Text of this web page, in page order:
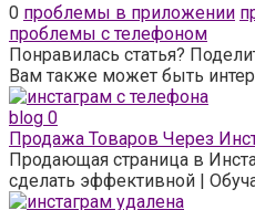
0 проблемы в приложении
проблемы с телефоном
Понравилась статья?
Вам также может быть
blog 0
Продажа Товаров Через
Продающая страница в
сделать эффективной |